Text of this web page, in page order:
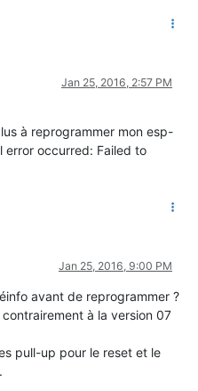
Jan 25, 2016, 2:57 PM
à reprogrammer mon esp-
error occurred: Failed to
Jan 25, 2016, 9:00 PM
avant de reprogrammer ?
à la version 07
pull-up pour le reset et le